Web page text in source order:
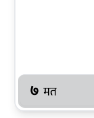
७ मत